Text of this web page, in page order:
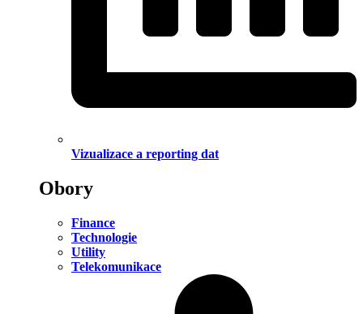
Vizualizace a reporting dat
Obory
Finance
Technologie
Utility
Telekomunikace